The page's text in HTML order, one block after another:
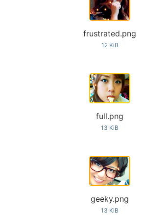
frustrated.png
12 KiB
full.png
13 KiB
geeky.png
13 KiB